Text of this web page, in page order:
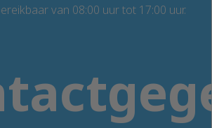
van 08:00 uur tot 17:00 uur.